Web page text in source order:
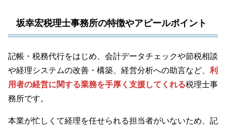
坂幸宏税理士事務所の特徴やアピールポイント
記帳・税務代行をはじめ、会計データチェックや節税相談
や経理システムの改善・構築、経営分析への助言など、 利
用者の経営に関する業務を手厚く支援してくれる税理士事
務所です。
本業が忙しくて経理を任せられる担当者がいないため、記